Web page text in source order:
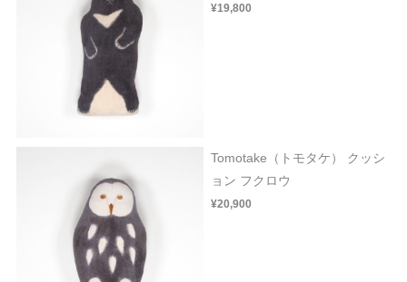
¥19,800
Tomotake（トモタケ） クッシ
ョン フクロウ
¥20,900